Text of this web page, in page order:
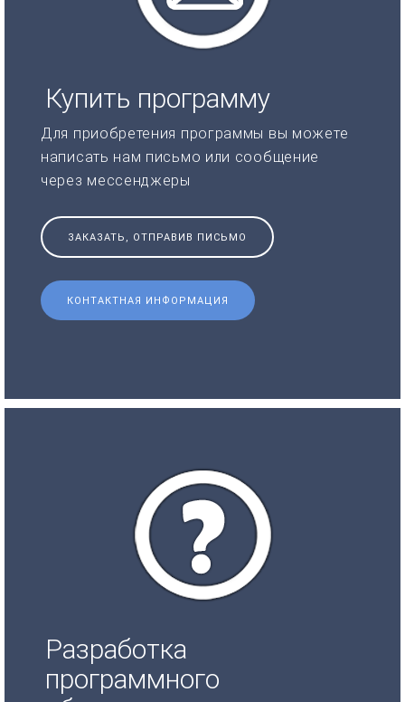
Купить программу
Для приобретения программы вы можете
написать нам письмо или сообщение
через мессенджеры
ЗАКАЗАТЬ, ОТПРАВИВ ПИСЬМО
КОНТАКТНАЯ ИНФОРМАЦИЯ
Разработка
программного